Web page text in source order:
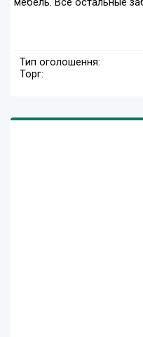
мебель. Все остальные
Тип оголошення:
Торг: